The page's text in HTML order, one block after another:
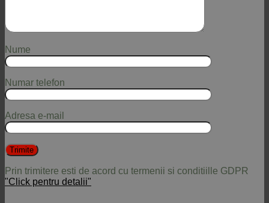
Nume
Numar telefon
Adresa e-mail
Prin trimitere esti de acord cu termenii si conditiille GDPR
"Click pentru detalii"